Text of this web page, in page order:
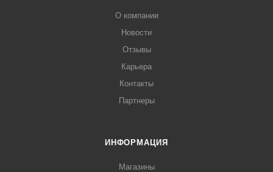
О компании
Новости
Отзывы
Карьера
Контакты
Партнеры
ИНФОРМАЦИЯ
Магазины